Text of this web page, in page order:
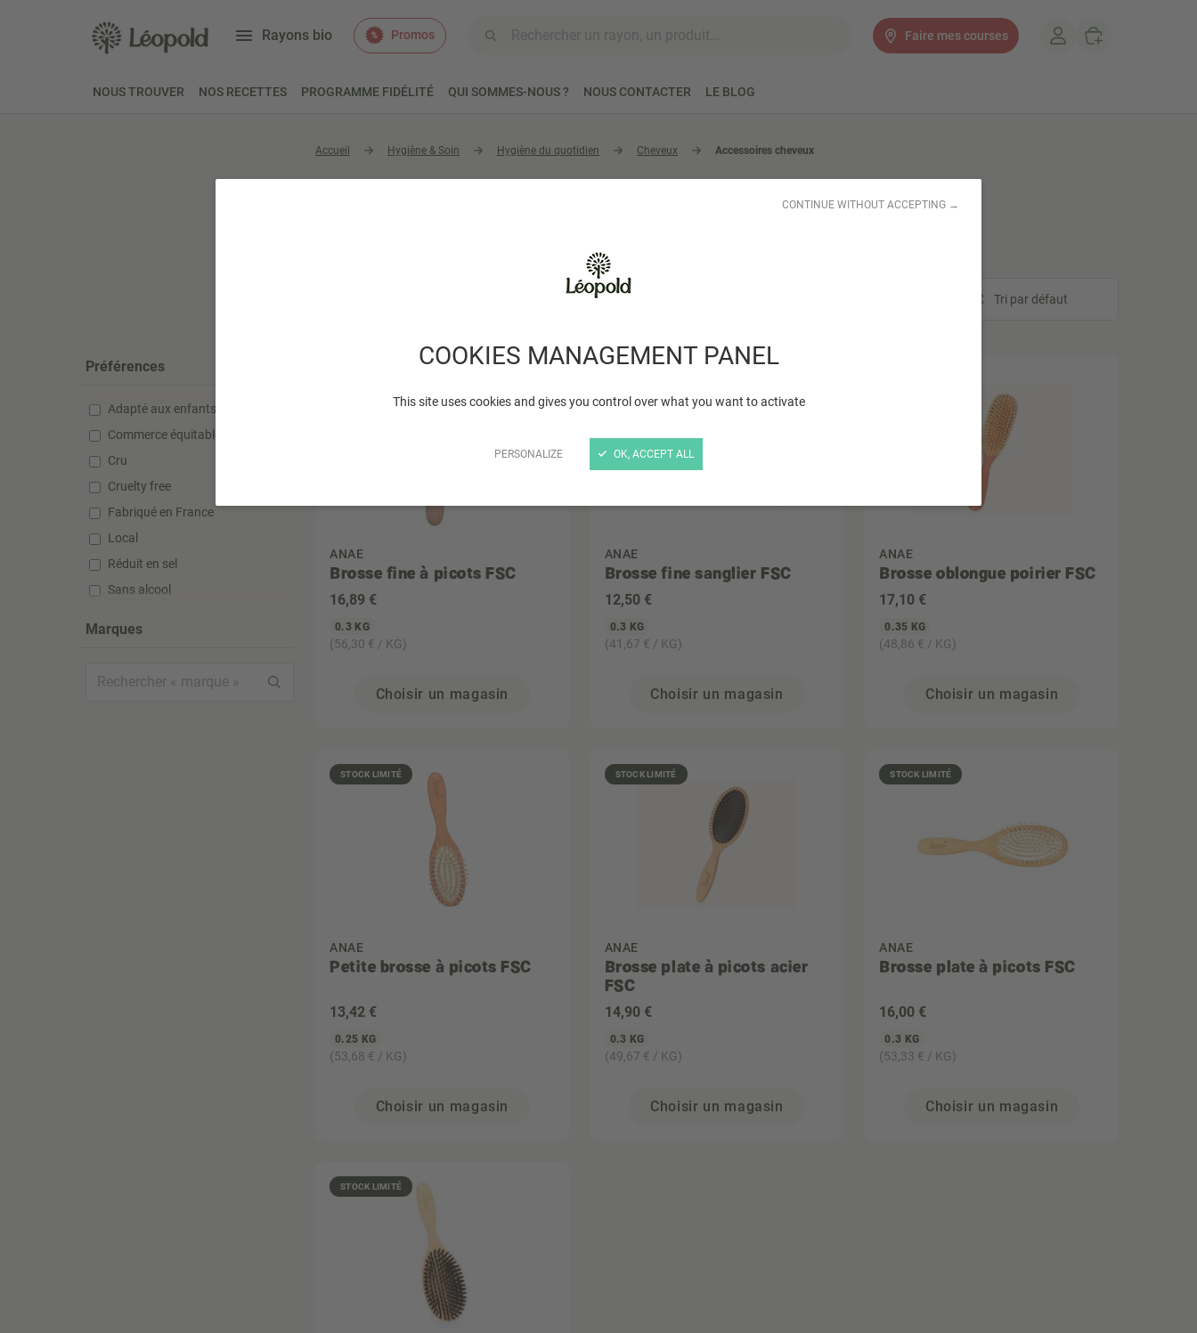
COOKIES MANAGEMENT PANEL
This site uses cookies and gives you control over what you want to activate
PERSONALIZE
CONTINUE WITHOUT ACCEPTING →
OK, ACCEPT ALL
Rayons bio
NOUS TROUVER NOS RECETTES PROGRAMME FIDÉLITÉ QUI SOMMES-NOUS ? NOUS CONTACTER LE BLOG
Promos Faire mes courses
Accueil Hygiène & Soin Hygiène du quotidien Cheveux Accessoires cheveux
Tri par défaut
Préférences
Adapté aux enfants
Commerce équitable
Cru
Cruelty free
Fabriqué en France
Local
Réduit en sel
Sans alcool
Sans huile de palme
Marques
ANAE
Brosse fine à picots FSC
16,89 €
0.3 KG
(56,30 € / KG)
Choisir un magasin
ANAE
Brosse fine sanglier FSC
12,50 €
0.3 KG
(41,67 € / KG)
Choisir un magasin
ANAE
Brosse oblongue poirier FSC
17,10 €
0.35 KG
(48,86 € / KG)
Choisir un magasin
STOCK LIMITÉ
ANAE
Petite brosse à picots FSC
13,42 €
0.25 KG
(53,68 € / KG)
Choisir un magasin
STOCK LIMITÉ
ANAE
Brosse plate à picots acier
FSC
14,90 €
0.3 KG
(49,67 € / KG)
Choisir un magasin
STOCK LIMITÉ
ANAE
Brosse plate à picots FSC
16,00 €
0.3 KG
(53,33 € / KG)
Choisir un magasin
STOCK LIMITÉ